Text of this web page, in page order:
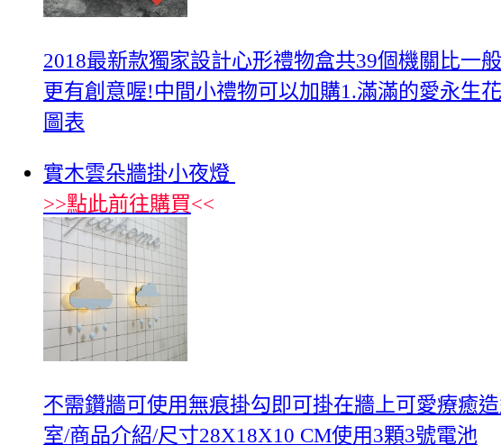
2018最新款獨家設計心形禮物盒共39個機關比一
更有創意喔!中間小禮物可以加購1.滿滿的愛永生
圖表
實木雲朵牆掛小夜燈
>>點此前往購買<<
不需鑽牆可使用無痕掛勾即可掛在牆上可愛療癒
室/商品介紹/尺寸28X18X10 CM使用3顆3號電池